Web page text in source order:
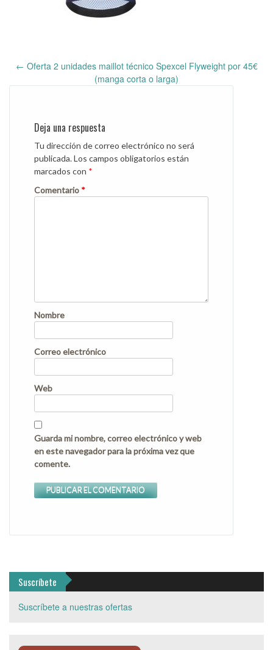
navigation
← Oferta 2 unidades maillot técnico Spexcel Flyweight por 45€
(manga corta o larga)
Deja una respuesta
Tu dirección de correo electrónico no será
publicada.Los campos obligatorios están
marcados con *
Comentario *
Nombre
Correo electrónico
Web
Guarda mi nombre, correo electrónico y web
en este navegador para la próxima vez que
comente.
Suscríbete
Suscríbete a nuestras ofertas